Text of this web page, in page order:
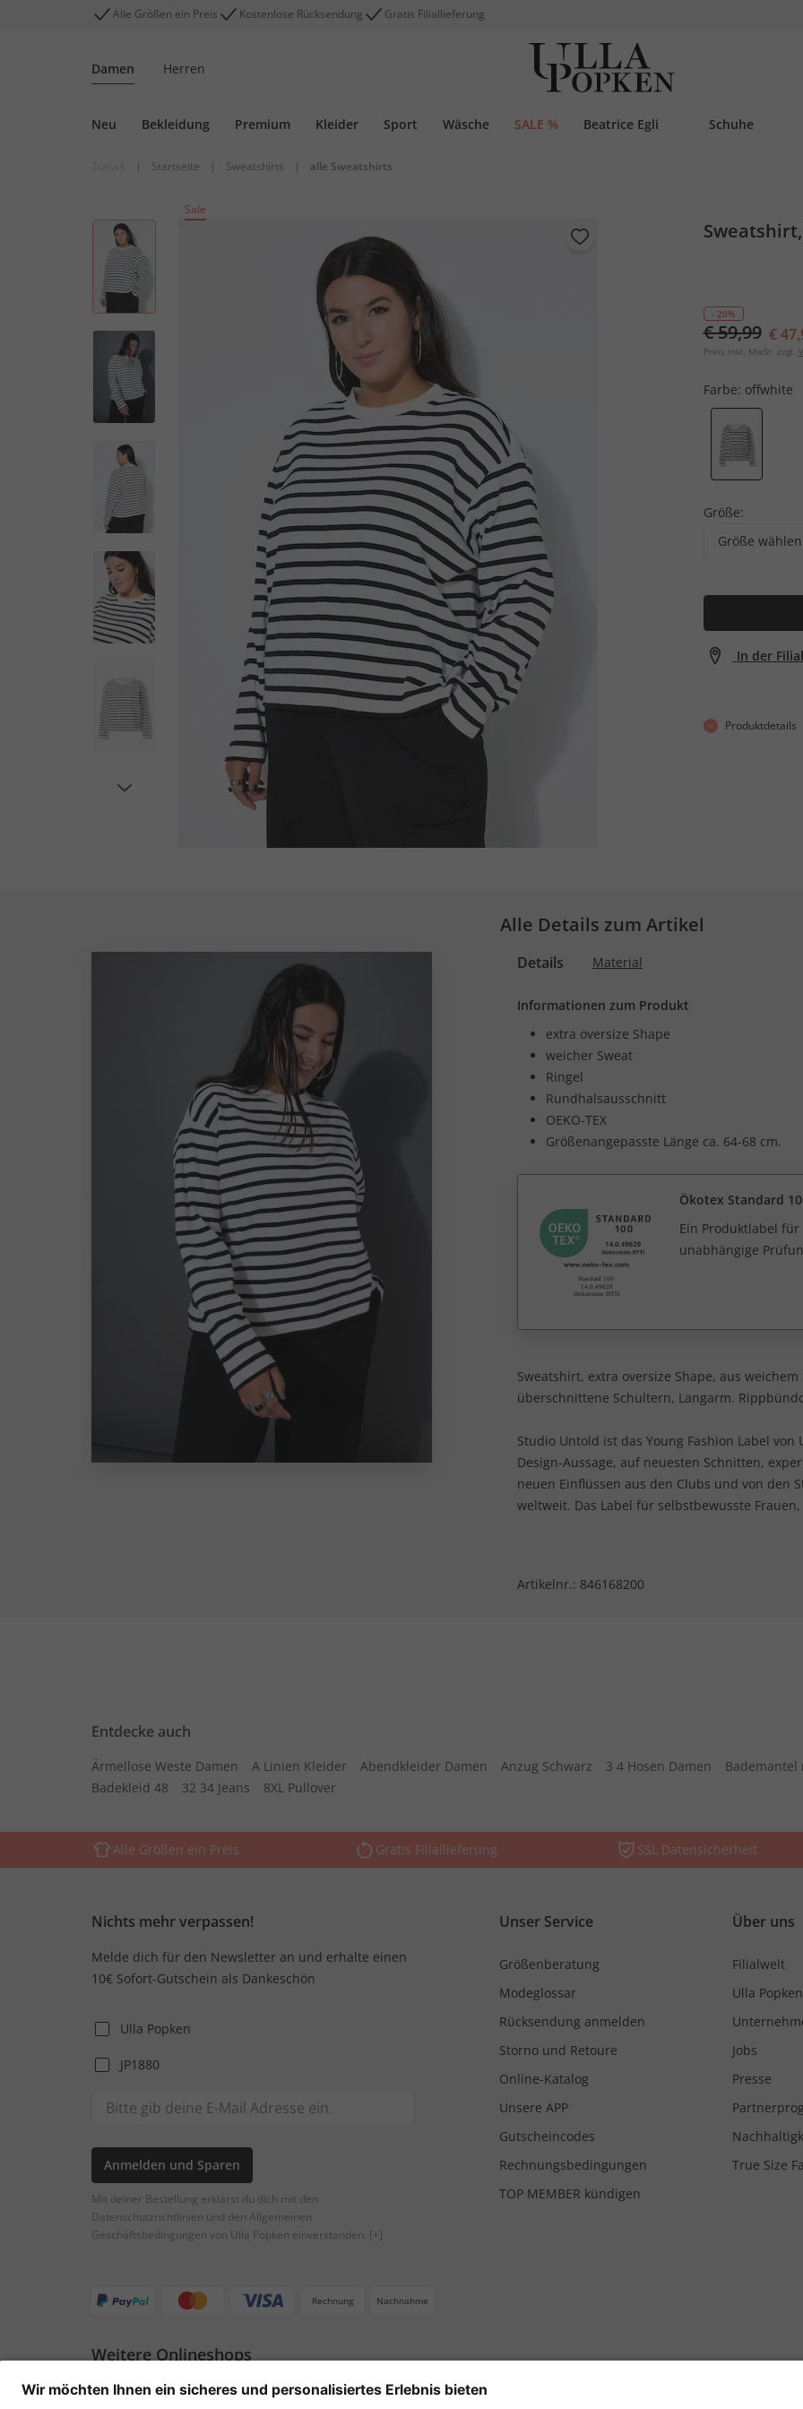
Alle Größen ein Preis Kostenlose Rücksendung Gratis Filiallieferung
Damen Herren
Neu Bekleidung Premium Kleider Sport Wäsche SALE % Beatrice Egli Schuhe
| Startseite | Sweatshirts | alle Sweatshirts
Sale
- 20%
€ 59,99 €
Preis inkl. MwSt. zzgl.
Farbe: offwhite
Größe:
Größe wählen
In der
Produktdetails
Alle Details zum Artikel
Details Material
Informationen zum Produkt
extra oversize Shape
weicher Sweat
Ringel
Rundhalsausschnitt
OEKO-TEX
Größenangepasste Länge ca. 64-68 cm.
Ökotex Standard
Ein Produktlabel
unabhängige
Sweatshirt, extra oversize Shape, aus
überschnittene Schultern, Langarm.
Studio Untold ist das Young Fashion Label
Design-Aussage, auf neuesten Schnitten,
neuen Einflüssen aus den Clubs und von den
weltweit. Das Label für selbstbewusste
Artikelnr.: 846168200
Entdecke auch
Ärmellose Weste Damen A Linien Kleider Abendkleider Damen Anzug Schwarz 3 4 Hosen Damen
Bademantel
Badekleid 48
32 34 Jeans 8XL Pullover
Alle Größen ein Preis Gratis Filiallieferung SSL Datensicherheit
Nichts mehr verpassen!
Melde dich für den Newsletter an und erhalte einen
10€ Sofort-Gutschein als Dankeschön
Ulla Popken
JP1880
Anmelden und Sparen
Mit deiner Bestellung erklärst du dich mit den
Datenschutzrichtlinien und den Allgemeinen
Geschäftsbedingungen von Ulla Popken einverstanden. [+]
Unser Service
Größenberatung
Modeglossar
Rücksendung anmelden
Storno und Retoure
Online-Katalog
Unsere APP
Gutscheincodes
Rechnungsbedingungen
TOP MEMBER kündigen
Über uns
Filialwelt
Ulla
Jobs
Presse
True Size
Rechnung Nachnahme
Weitere Onlineshops
Österreich